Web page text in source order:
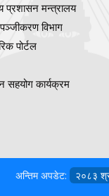
प्रशासन मन्त्रालय
विभाग
पोर्टल
सहयोग कार्यक्रम
अन्तिम अपडेट: २०८३